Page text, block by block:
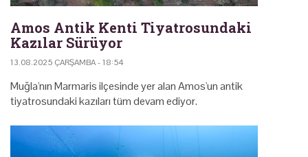
Amos Antik Kenti Tiyatrosundaki
Kazılar Sürüyor
13.08.2025 ÇARŞAMBA - 18:54
Muğla'nın Marmaris ilçesinde yer alan Amos'un antik
tiyatrosundaki kazıları tüm devam ediyor.